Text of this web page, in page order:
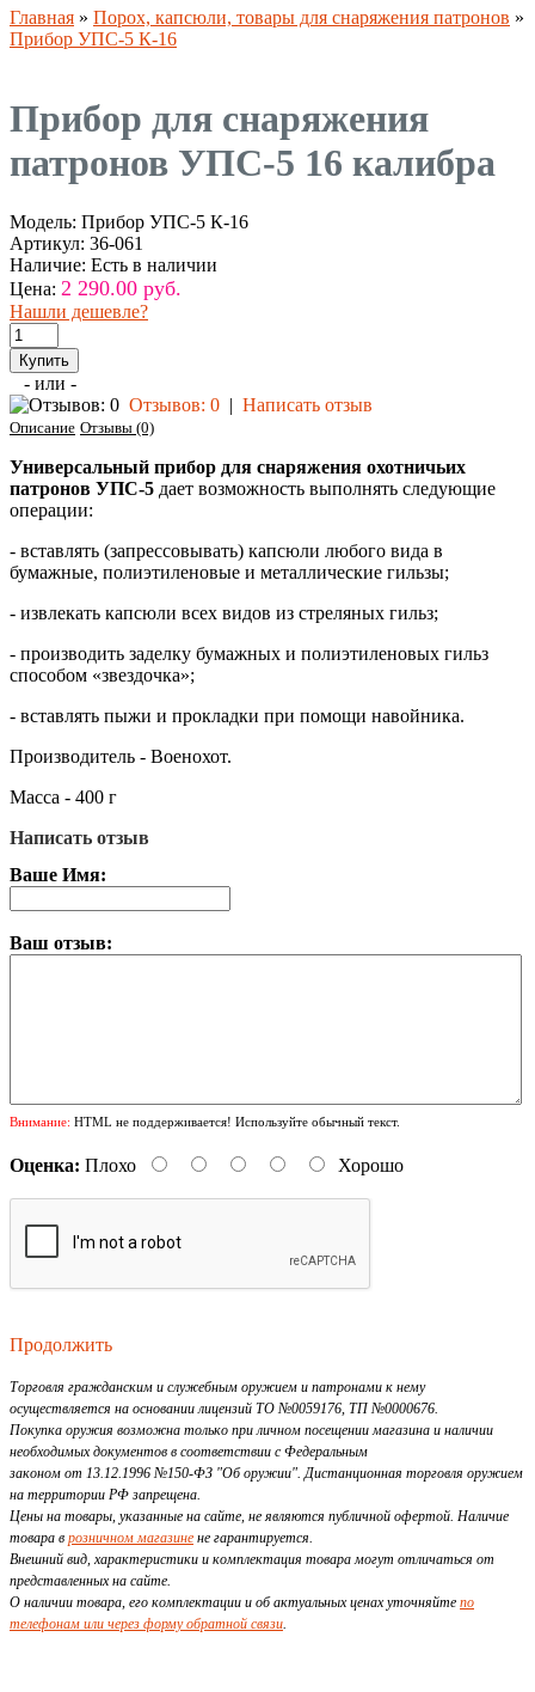
Главная » Порох, капсюли, товары для снаряжения патронов »
Прибор УПС-5 К-16
Прибор для снаряжения
патронов УПС-5 16 калибра
Модель: Прибор УПС-5 К-16
Артикул: 36-061
Наличие: Есть в наличии
Цена: 2 290.00 руб.
Нашли дешевле?
- или -
Отзывов: 0 | Написать отзыв
Описание Отзывы (0)
Универсальный прибор для снаряжения охотничьих
патронов УПС-5 дает возможность выполнять следующие
операции:
- вставлять (запрессовывать) капсюли любого вида в
бумажные, полиэтиленовые и металлические гильзы;
- извлекать капсюли всех видов из стреляных гильз;
- производить заделку бумажных и полиэтиленовых гильз
способом «звездочка»;
- вставлять пыжи и прокладки при помощи навойника.
Производитель - Военохот.
Масса - 400 г
Написать отзыв
Ваше Имя:
Ваш отзыв:
Внимание: HTML не поддерживается! Используйте обычный текст.
Оценка: Плохо Хорошо
Продолжить
Торговля гражданским и служебным оружием и патронами к нему
осуществляется на основании лицензий ТО №0059176, ТП №0000676.
Покупка оружия возможна только при личном посещении магазина и наличии
необходимых документов в соответствии с Федеральным
законом от 13.12.1996 №150-ФЗ "Об оружии". Дистанционная торговля оружием
на территории РФ запрещена.
Цены на товары, указанные на сайте, не являются публичной офертой. Наличие
товара в розничном магазине не гарантируется.
Внешний вид, характеристики и комплектация товара могут отличаться от
представленных на сайте.
О наличии товара, его комплектации и об актуальных ценах уточняйте по
телефонам или через форму обратной связи.